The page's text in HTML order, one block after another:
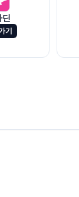
딘
기